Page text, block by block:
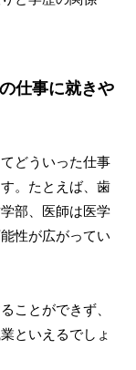
仕事に就きや
どういった仕事
。たとえば、歯
部、医師は医学
性が広がってい
ことができず、
といえるでしょ